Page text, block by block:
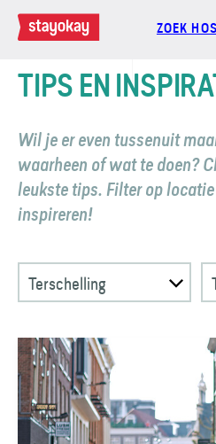
ZOEK
TIPS EN
Wil je er even tussenuit
waarheen of wat te doen?
leukste tips. Filter op
inspireren!
Terschelling